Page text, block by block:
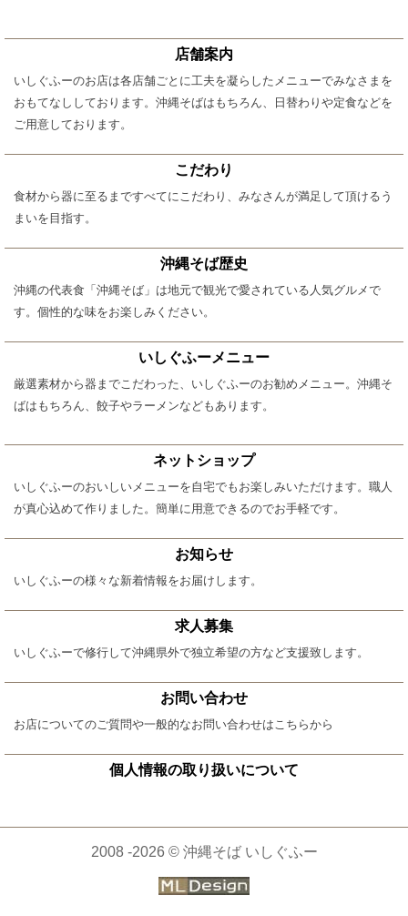
店舗案内
いしぐふーのお店は各店舗ごとに工夫を凝らしたメニューでみなさまを
おもてなししております。沖縄そばはもちろん、日替わりや定食などを
ご用意しております。
こだわり
食材から器に至るまですべてにこだわり、みなさんが満足して頂けるう
まいを目指す。
沖縄そば歴史
沖縄の代表食「沖縄そば」は地元で観光で愛されている人気グルメで
す。個性的な味をお楽しみください。
いしぐふーメニュー
厳選素材から器までこだわった、いしぐふーのお勧めメニュー。沖縄そ
ばはもちろん、餃子やラーメンなどもあります。
ネットショップ
いしぐふーのおいしいメニューを自宅でもお楽しみいただけます。職人
が真心込めて作りました。簡単に用意できるのでお手軽です。
お知らせ
いしぐふーの様々な新着情報をお届けします。
求人募集
いしぐふーで修行して沖縄県外で独立希望の方など支援致します。
お問い合わせ
お店についてのご質問や一般的なお問い合わせはこちらから
個人情報の取り扱いについて
2008 -2026 © 沖縄そば いしぐふー